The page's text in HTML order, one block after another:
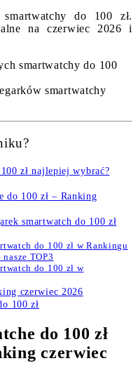
do 100 zł.
na czerwiec 2026 i
smartwatchy do 100
smartwatchy
zł najlepiej wybrać?
do 100 zł – Ranking
smartwatch do 100 zł
do 100 zł w Rankingu
TOP3
do 100 zł w
czerwiec 2026
100 zł
do 100 zł
czerwiec